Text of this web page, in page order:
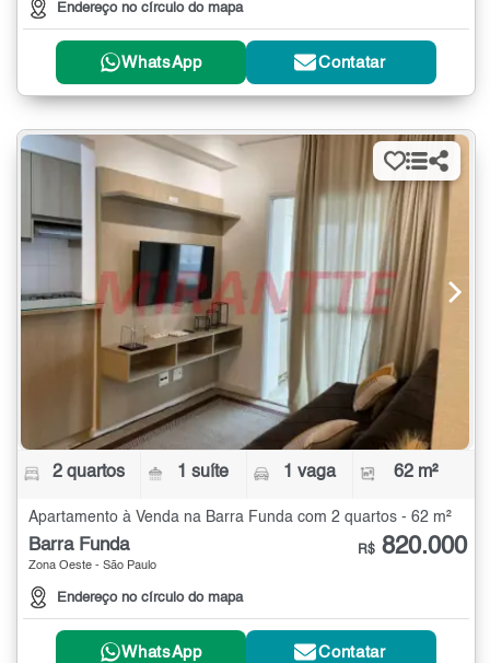
Endereço no círculo do mapa
WhatsApp Contatar
2 quartos 1 suíte 1 vaga 62 m²
Apartamento à Venda na Barra Funda com 2 quartos - 62 m²
Barra Funda
Zona Oeste - São Paulo
Endereço no círculo do mapa
R$ 820.000
WhatsApp Contatar